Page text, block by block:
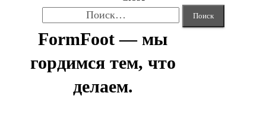
FormFoot — мы
гордимся тем, что
делаем.